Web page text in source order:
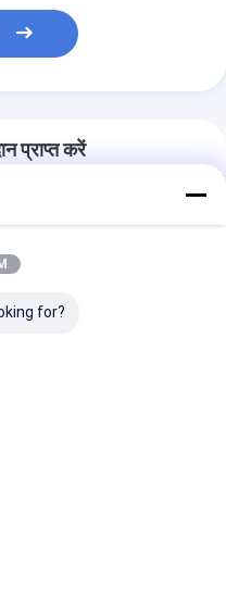
प्राप्त करें
के लिए फूड इंडस्ट्रियल फ्लैट
for?